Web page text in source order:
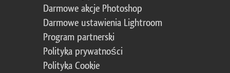
Darmowe akcje Photoshop
Darmowe ustawienia Lightroom
Program partnerski
Polityka prywatności
Polityka Cookie